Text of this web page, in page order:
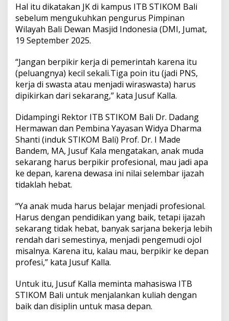
m
e
i
n
a
h
n
Hal itu dikatakan JK di kampus ITB STIKOM Bali
sebelum mengukuhkan pengurus Pimpinan
Wilayah Bali Dewan Masjid Indonesia (DMI, Jumat,
19 September 2025.
“Jangan berpikir kerja di pemerintah karena itu
(peluangnya) kecil sekali.Tiga poin itu (jadi PNS,
kerja di swasta atau menjadi wiraswasta) harus
dipikirkan dari sekarang,” kata Jusuf Kalla.
Didampingi Rektor ITB STIKOM Bali Dr. Dadang
Hermawan dan Pembina Yayasan Widya Dharma
Shanti (induk STIKOM Bali) Prof. Dr. I Made
Bandem, MA, Jusuf Kala mengatakan, anak muda
sekarang harus berpikir profesional, mau jadi apa
ke depan, karena dewasa ini nilai selembar ijazah
tidaklah hebat.
“Ya anak muda harus belajar menjadi profesional.
Harus dengan pendidikan yang baik, tetapi ijazah
sekarang tidak hebat, banyak sarjana bekerja lebih
rendah dari semestinya, menjadi pengemudi ojol
misalnya. Karena itu, kalau mau, berpikir ke depan
profesi,” kata Jusuf Kalla.
Untuk itu, Jusuf Kalla meminta mahasiswa ITB
STIKOM Bali untuk menjalankan kuliah dengan
baik dan disiplin untuk masa depan.